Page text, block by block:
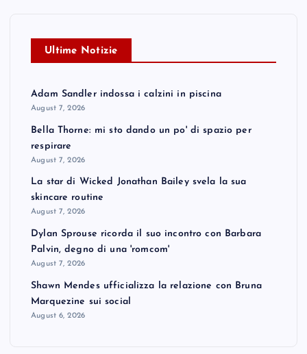
Ultime Notizie
Adam Sandler indossa i calzini in piscina
August 7, 2026
Bella Thorne: mi sto dando un po' di spazio per
respirare
August 7, 2026
La star di Wicked Jonathan Bailey svela la sua
skincare routine
August 7, 2026
Dylan Sprouse ricorda il suo incontro con Barbara
Palvin, degno di una 'romcom'
August 7, 2026
Shawn Mendes ufficializza la relazione con Bruna
Marquezine sui social
August 6, 2026